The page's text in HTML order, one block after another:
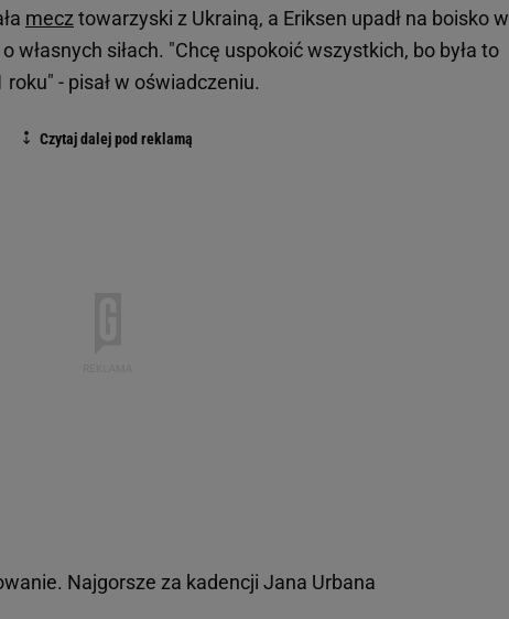
mecztowarzyski z Ukrainą, a Eriksen upadł na boisko w
własnych siłach. "Chcę uspokoić wszystkich, bo była to
- pisał w oświadczeniu.
Najgorsze za kadencji Jana Urbana